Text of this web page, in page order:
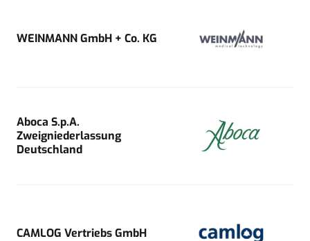
WEINMANN GmbH + Co. KG
Aboca S.p.A.
Zweigniederlassung
Deutschland
CAMLOG Vertriebs GmbH